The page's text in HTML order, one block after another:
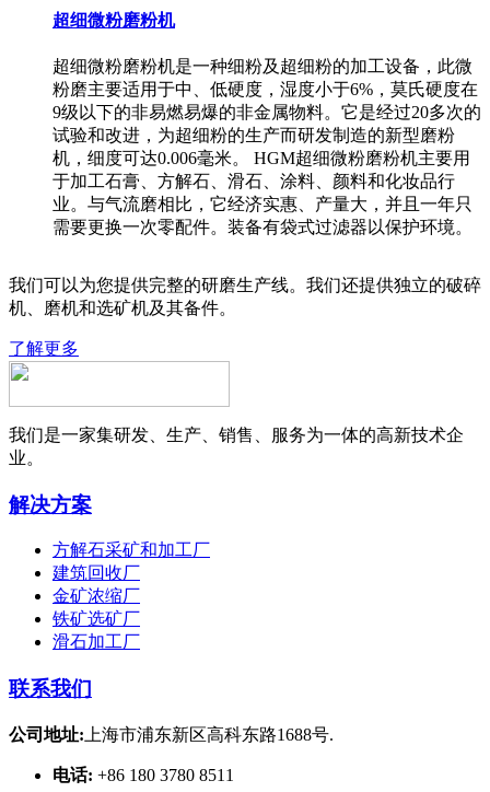
超细微粉磨粉机
超细微粉磨粉机是一种细粉及超细粉的加工设备，此微
粉磨主要适用于中、低硬度，湿度小于6%，莫氏硬度在
9级以下的非易燃易爆的非金属物料。它是经过20多次的
试验和改进，为超细粉的生产而研发制造的新型磨粉
机，细度可达0.006毫米。 HGM超细微粉磨粉机主要用
于加工石膏、方解石、滑石、涂料、颜料和化妆品行
业。与气流磨相比，它经济实惠、产量大，并且一年只
需要更换一次零配件。装备有袋式过滤器以保护环境。
我们可以为您提供完整的研磨生产线。我们还提供独立的破碎
机、磨机和选矿机及其备件。
了解更多
我们是一家集研发、生产、销售、服务为一体的高新技术企
业。
解决方案
方解石采矿和加工厂
建筑回收厂
金矿浓缩厂
铁矿选矿厂
滑石加工厂
联系我们
公司地址: 上海市浦东新区高科东路1688号.
电话: +86 180 3780 8511